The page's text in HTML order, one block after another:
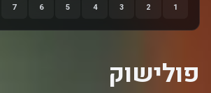
1
2
3
4
5
6
7
פולישוק